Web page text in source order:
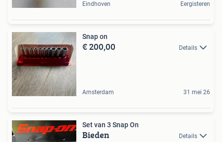
Eindhoven Eergisteren
Snap on
€ 200,00 Details
Amsterdam 31 mei 26
Set van 3 Snap On
Bieden Details